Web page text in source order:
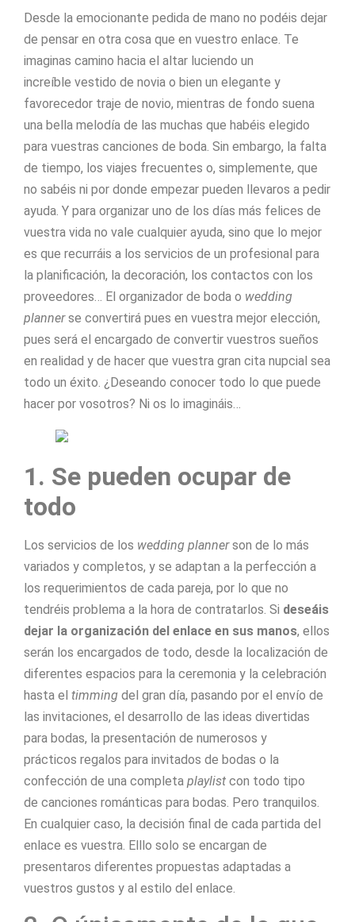
Desde la emocionante pedida de mano no podéis dejar
de pensar en otra cosa que en vuestro enlace. Te
imaginas camino hacia el altar luciendo un
increíble vestido de novia o bien un elegante y
favorecedor traje de novio, mientras de fondo suena
una bella melodía de las muchas que habéis elegido
para vuestras canciones de boda. Sin embargo, la falta
de tiempo, los viajes frecuentes o, simplemente, que
no sabéis ni por donde empezar pueden llevaros a pedir
ayuda. Y para organizar uno de los días más felices de
vuestra vida no vale cualquier ayuda, sino que lo mejor
es que recurráis a los servicios de un profesional para
la planificación, la decoración, los contactos con los
proveedores… El organizador de boda o wedding
plannerse convertirá pues en vuestra mejor elección,
pues será el encargado de convertir vuestros sueños
en realidad y de hacer que vuestra gran cita nupcial sea
todo un éxito. ¿Deseando conocer todo lo que puede
hacer por vosotros? Ni os lo imagináis…
1. Se pueden ocupar de
todo
Los servicios de los wedding plannerson de lo más
variados y completos, y se adaptan a la perfección a
los requerimientos de cada pareja, por lo que no
tendréis problema a la hora de contratarlos. Si deseáis
dejar la organización del enlace en sus manos, ellos
serán los encargados de todo, desde la localización de
diferentes espacios para la ceremonia y la celebración
hasta el timming del gran día, pasando por el envío de
las invitaciones, el desarrollo de las ideas divertidas
para bodas, la presentación de numerosos y
prácticos regalos para invitados de bodas o la
confección de una completa playlist con todo tipo
de canciones románticas para bodas. Pero tranquilos.
En cualquier caso, la decisión final de cada partida del
enlace es vuestra. Elllo solo se encargan de
presentaros diferentes propuestas adaptadas a
vuestros gustos y al estilo del enlace.